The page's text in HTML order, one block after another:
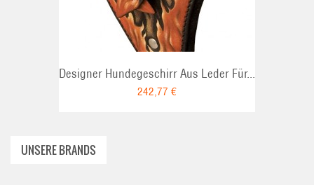
Designer Hundegeschirr Aus Leder Für...
242,77 €
UNSERE BRANDS